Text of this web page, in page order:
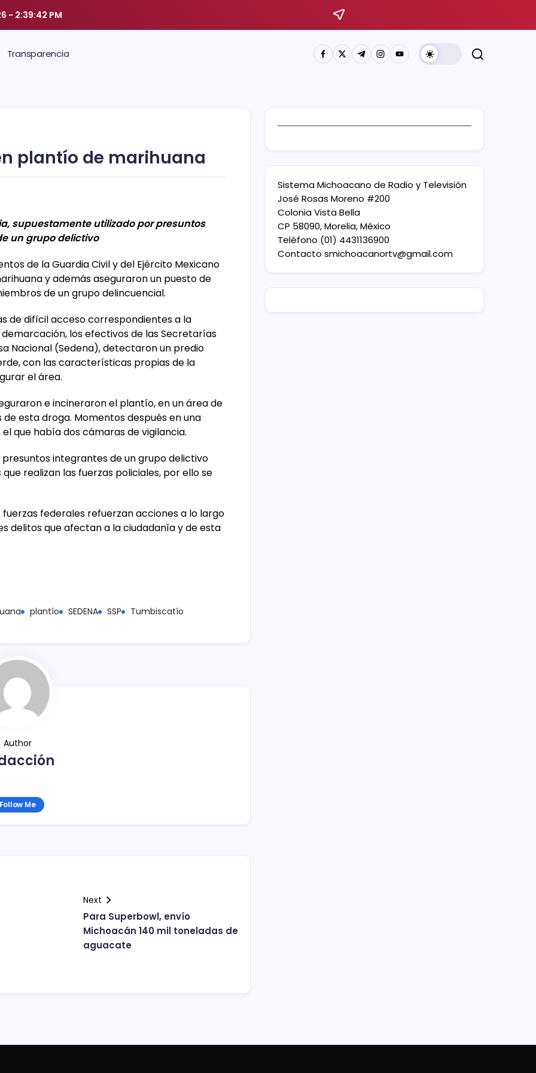
- 2:39:42 PM
Transparencia
plantío de marihuana
supuestamente utilizado por presuntos
un grupo delictivo
de la Guardia Civil y del Ejército Mexicano
y además aseguraron un puesto de
de un grupo delincuencial.
de difícil acceso correspondientes a la
los efectivos de las Secretarías
Nacional (Sedena), detectaron un predio
con las características propias de la
el área.
e incineraron el plantío, en un área de
esta droga. Momentos después en una
que había dos cámaras de vigilancia.
integrantes de un grupo delictivo
realizan las fuerzas policiales, por ello se
fuerzas federales refuerzan acciones a lo largo
delitos que afectan a la ciudadanía y de esta
plantío SEDENA SSP Tumbiscatío
Author
Follow Me
Next
Para Superbowl, envío
Michoacán 140 mil toneladas de
aguacate
Sistema Michoacano de Radio y Televisión
José Rosas Moreno #200
Colonia Vista Bella
CP 58090, Morelia, México
Teléfono (01) 4431136900
Contacto smichoacanortv@gmail.com